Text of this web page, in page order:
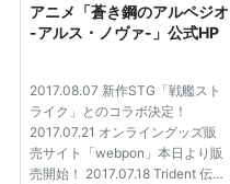
アニメ「蒼き鋼のアルペジオ
-アルス・ノヴァ-」公式HP
2017.08.07 新作STG「戦艦スト
ライク」とのコラボ決定！
2017.07.21 オンライングッズ販
売サイト「webpon」本日より販
売開始！ 2017.07.18 Trident 伝説